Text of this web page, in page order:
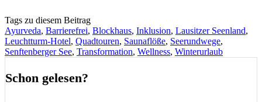
Tags zu diesem Beitrag
Ayurveda, Barrierefrei, Blockhaus, Inklusion, Lausitzer Seenland,
Leuchtturm-Hotel, Quadtouren, Saunaflöße, Seerundwege,
Senftenberger See, Transformation, Wellness, Winterurlaub
Schon gelesen?